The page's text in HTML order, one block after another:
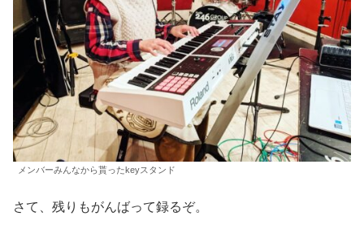
メンバーみんなから貰ったkeyスタンド
さて、残りもがんばって録るぞ。